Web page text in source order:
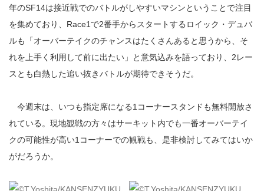
年のSF14は接近戦でのバトルがしやすいマシンということで注目
を集めており、Race1で2番手からスタートするロイック・デュバ
ルも「オーバーテイクのチャンスはたくさんあると思うから、そ
れを上手く利用して前に出たい」と意気込みを語っており、2レー
スとも白熱した追い抜きバトルが期待できそうだ。
今週末は、いつも指定席になる1コーナースタンドも無料開放さ
れている。現地観戦の方々はサーキット内でも一番オーバーテイ
クの可能性が高い1コーナーでの観戦も、是非検討してみてはいか
がだろうか。